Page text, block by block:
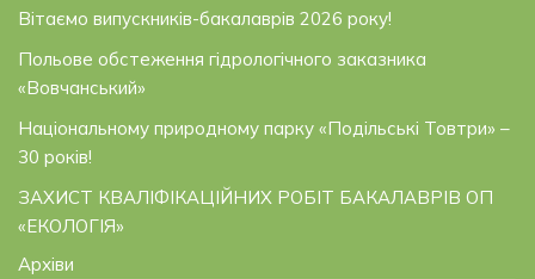
Вітаємо випускників-бакалаврів 2026 року!
Польове обстеження гідрологічного заказника
«Вовчанський»
Національному природному парку «Подільські Товтри» –
30 років!
ЗАХИСТ КВАЛІФІКАЦІЙНИХ РОБІТ БАКАЛАВРІВ ОП
«ЕКОЛОГІЯ»
Архіви